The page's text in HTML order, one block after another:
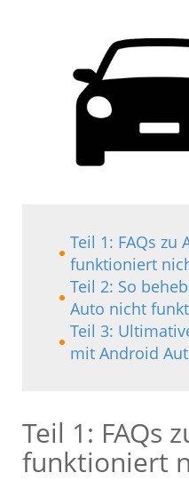
Teil 1: FAQs zu
funktioniert
Teil 2: So
Auto nicht
Teil 3:
mit Android
Teil 1: FAQs
funktioniert